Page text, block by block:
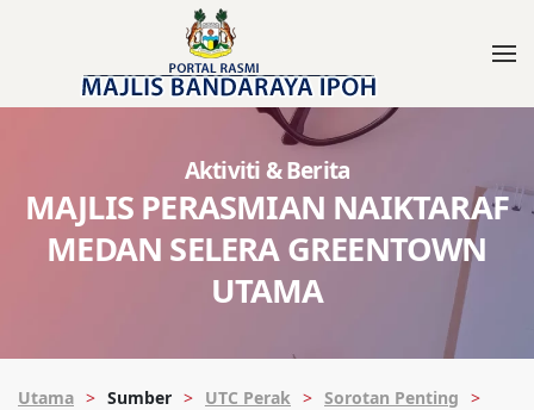
Aktiviti & Berita
MAJLIS PERASMIAN NAIKTARAF
MEDAN SELERA GREENTOWN
UTAMA
Utama Sumber UTC Perak
Sorotan Penting